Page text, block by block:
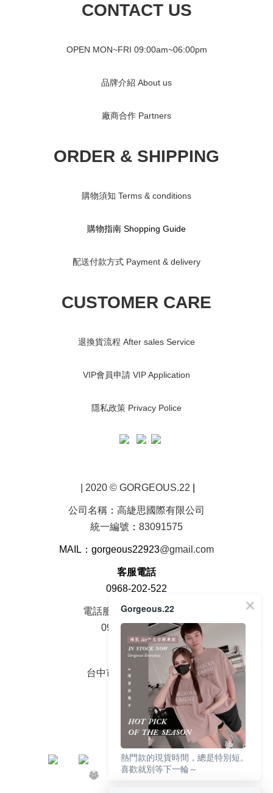
CONTACT US
OPEN MON~FRI 09:00am~06:00pm
品牌介紹 About us
廠商合作 Partners
ORDER & SHIPPING
購物須知 Terms & conditions
購物指南 Shopping Guide
配送付款方式 Payment & delivery
CUSTOMER CARE
退換貨流程 After sales Service
VIP會員申請 VIP Application
隱私政策 Privacy Police
| 2020 © GORGEOUS.22
公司名稱 ： 高緁思國際有限公司
統一編號 ： 83091575
MAIL：gorgeous22923@gmail.com
客服電話
0968-202-522
電話服務時間周一至周五
09：00 - 18：00
面交地址
台中市大雅區中山路2號
Gorgeous.22
熱門款的現貨時間，總是特別短。
喜歡就別等下一輪～